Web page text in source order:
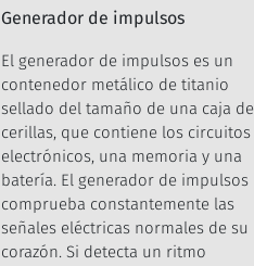
Generador de impulsos
El generador de impulsos es un
contenedor metálico de titanio
sellado del tamaño de una caja de
cerillas, que contiene los circuitos
electrónicos, una memoria y una
batería. El generador de impulsos
comprueba constantemente las
señales eléctricas normales de su
corazón. Si detecta un ritmo